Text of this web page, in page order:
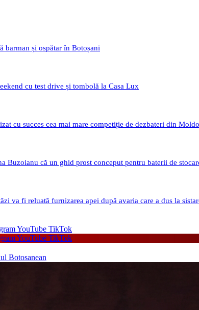
barman și ospătar în Botoșani
cu test drive și tombolă la Casa Lux
cu succes cea mai mare competiție de dezbateri din
Buzoianu că un ghid prost conceput pentru baterii de
va fi reluată furnizarea apei după avaria care a dus la
YouTube TikTok
YouTube TikTok